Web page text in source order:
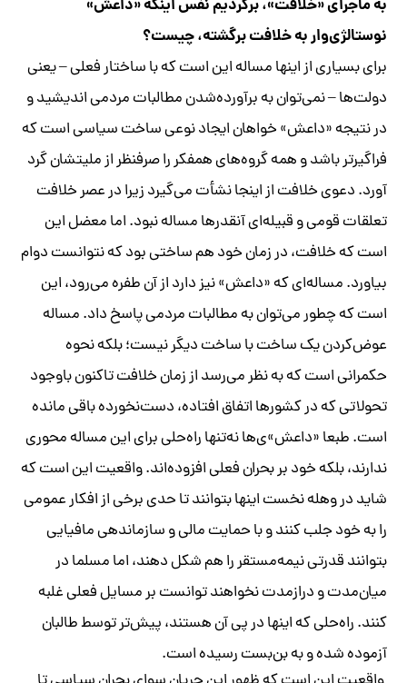
به ماجرای «خلافت»، برگردیم نفس اینکه «داعش»
نوستالژی‌وار به خلافت برگشته، چیست؟
برای بسیاری از اینها مساله این است که با ساختار فعلی – یعنی
دولت‌ها – نمی‌توان به برآورده‌شدن مطالبات مردمی اندیشید و
در نتیجه «داعش» خواهان ایجاد نوعی ساخت سیاسی است که
فراگیرتر باشد و همه گروه‌های همفکر را صرفنظر از ملیتشان گرد
آورد. دعوی خلافت از اینجا نشأت می‌گیرد زیرا در عصر خلافت
تعلقات قومی و قبیله‌ای آنقدرها مساله نبود. اما معضل این
است که خلافت، در زمان خود هم ساختی بود که نتوانست دوام
بیاورد. مساله‌ای که «داعش» نیز دارد از آن طفره می‌رود، این
است که چطور می‌توان به مطالبات مردمی پاسخ داد. مساله
عوض‌کردن یک ساخت با ساخت دیگر نیست؛ بلکه نحوه
حکمرانی است که به نظر می‌رسد از زمان خلافت تاکنون باوجود
تحولاتی که در کشورها اتفاق افتاده، دست‌نخورده باقی مانده
است. طبعا «داعش»ی‌ها نه‌تنها راه‌حلی برای این مساله محوری
ندارند، بلکه خود بر بحران فعلی افزوده‌اند. واقعیت این است که
شاید در وهله نخست اینها بتوانند تا حدی برخی از افکار عمومی
را به خود جلب کنند و با حمایت مالی و سازماندهی مافیایی
بتوانند قدرتی نیمه‌مستقر را هم شکل دهند، اما مسلما در
میان‌مدت و درازمدت نخواهند توانست بر مسایل فعلی غلبه
کنند. راه‌حلی که اینها در پی آن هستند، پیش‌تر توسط طالبان
آزموده شده و به بن‌بست رسیده است.